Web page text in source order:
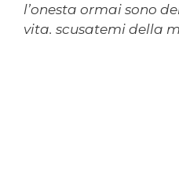
l’onesta ormai sono
vita. scusatemi della